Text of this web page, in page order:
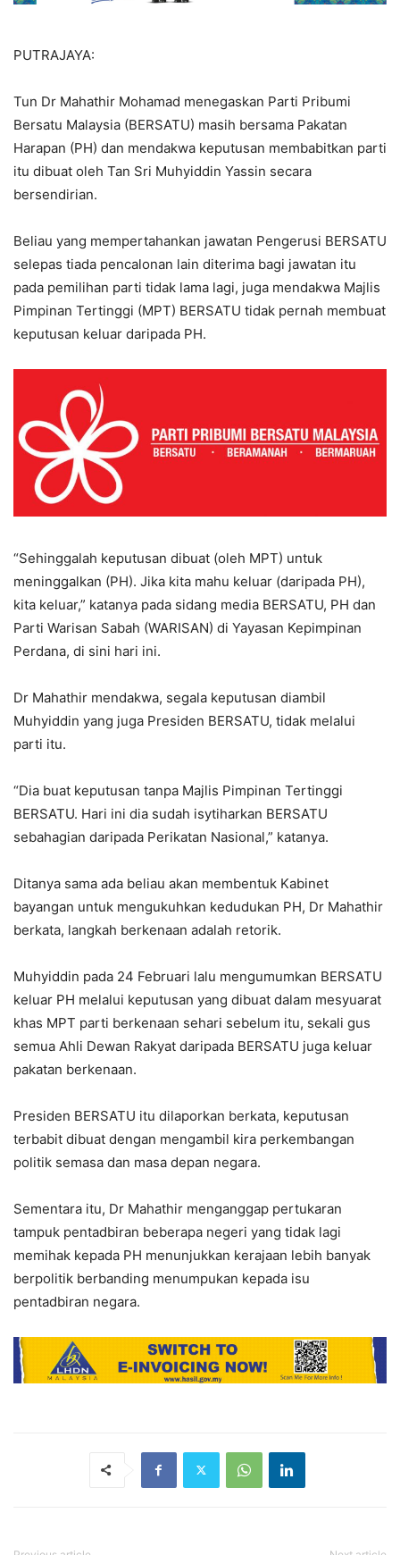
PUTRAJAYA:
Tun Dr Mahathir Mohamad menegaskan Parti Pribumi
Bersatu Malaysia (BERSATU) masih bersama Pakatan
Harapan (PH) dan mendakwa keputusan membabitkan parti
itu dibuat oleh Tan Sri Muhyiddin Yassin secara
bersendirian.
Beliau yang mempertahankan jawatan Pengerusi BERSATU
selepas tiada pencalonan lain diterima bagi jawatan itu
pada pemilihan parti tidak lama lagi, juga mendakwa Majlis
Pimpinan Tertinggi (MPT) BERSATU tidak pernah membuat
keputusan keluar daripada PH.
“Sehinggalah keputusan dibuat (oleh MPT) untuk
meninggalkan (PH). Jika kita mahu keluar (daripada PH),
kita keluar,” katanya pada sidang media BERSATU, PH dan
Parti Warisan Sabah (WARISAN) di Yayasan Kepimpinan
Perdana, di sini hari ini.
Dr Mahathir mendakwa, segala keputusan diambil
Muhyiddin yang juga Presiden BERSATU, tidak melalui
parti itu.
“Dia buat keputusan tanpa Majlis Pimpinan Tertinggi
BERSATU. Hari ini dia sudah isytiharkan BERSATU
sebahagian daripada Perikatan Nasional,” katanya.
Ditanya sama ada beliau akan membentuk Kabinet
bayangan untuk mengukuhkan kedudukan PH, Dr Mahathir
berkata, langkah berkenaan adalah retorik.
Muhyiddin pada 24 Februari lalu mengumumkan BERSATU
keluar PH melalui keputusan yang dibuat dalam mesyuarat
khas MPT parti berkenaan sehari sebelum itu, sekali gus
semua Ahli Dewan Rakyat daripada BERSATU juga keluar
pakatan berkenaan.
Presiden BERSATU itu dilaporkan berkata, keputusan
terbabit dibuat dengan mengambil kira perkembangan
politik semasa dan masa depan negara.
Sementara itu, Dr Mahathir menganggap pertukaran
tampuk pentadbiran beberapa negeri yang tidak lagi
memihak kepada PH menunjukkan kerajaan lebih banyak
berpolitik berbanding menumpukan kepada isu
pentadbiran negara.